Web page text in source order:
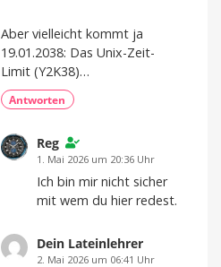
Aber vielleicht kommt ja
19.01.2038: Das Unix-Zeit-
Limit (Y2K38)…
Antworten
Reg
1. Mai 2026 um 20:36 Uhr
Ich bin mir nicht sicher
mit wem du hier redest.
Dein Lateinlehrer
2. Mai 2026 um 06:41 Uhr